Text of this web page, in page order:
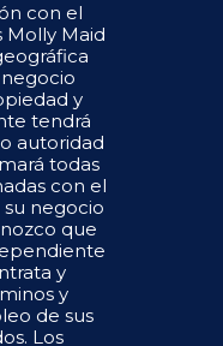
con el
Molly Maid
y
tendrá
autoridad
todas
con el
negocio
que
y
y
de sus
Los